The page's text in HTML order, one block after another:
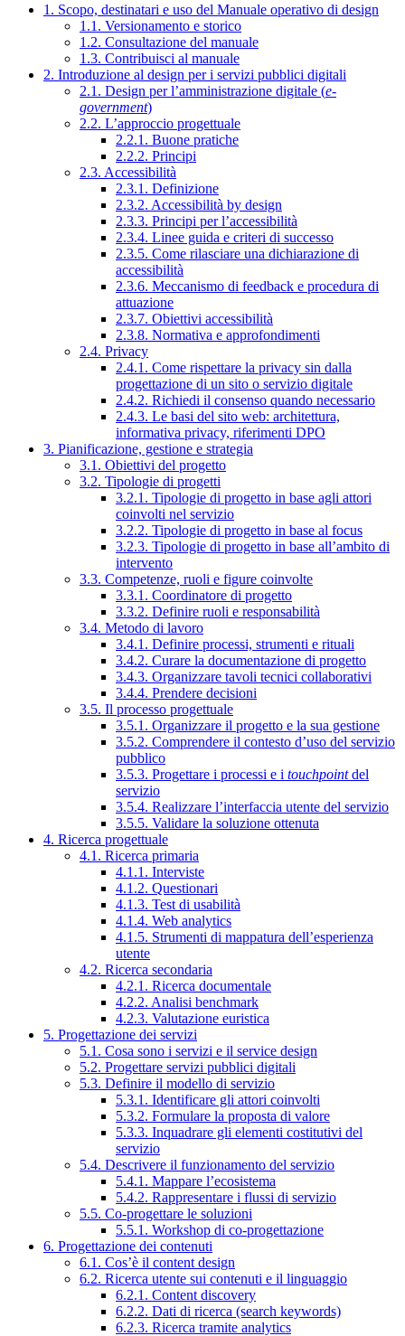
1. Scopo, destinatari e uso del Manuale operativo di design
1.1. Versionamento e storico
1.2. Consultazione del manuale
1.3. Contribuisci al manuale
2. Introduzione al design per i servizi pubblici digitali
2.1. Design per l’amministrazione digitale (e-
government)
2.2. L’approccio progettuale
2.2.1. Buone pratiche
2.2.2. Principi
2.3. Accessibilità
2.3.1. Definizione
2.3.2. Accessibilità by design
2.3.3. Principi per l’accessibilità
2.3.4. Linee guida e criteri di successo
2.3.5. Come rilasciare una dichiarazione di
accessibilità
2.3.6. Meccanismo di feedback e procedura di
attuazione
2.3.7. Obiettivi accessibilità
2.3.8. Normativa e approfondimenti
2.4. Privacy
2.4.1. Come rispettare la privacy sin dalla
progettazione di un sito o servizio digitale
2.4.2. Richiedi il consenso quando necessario
2.4.3. Le basi del sito web: architettura,
informativa privacy, riferimenti DPO
3. Pianificazione, gestione e strategia
3.1. Obiettivi del progetto
3.2. Tipologie di progetti
3.2.1. Tipologie di progetto in base agli attori
coinvolti nel servizio
3.2.2. Tipologie di progetto in base al focus
3.2.3. Tipologie di progetto in base all’ambito di
intervento
3.3. Competenze, ruoli e figure coinvolte
3.3.1. Coordinatore di progetto
3.3.2. Definire ruoli e responsabilità
3.4. Metodo di lavoro
3.4.1. Definire processi, strumenti e rituali
3.4.2. Curare la documentazione di progetto
3.4.3. Organizzare tavoli tecnici collaborativi
3.4.4. Prendere decisioni
3.5. Il processo progettuale
3.5.1. Organizzare il progetto e la sua gestione
3.5.2. Comprendere il contesto d’uso del servizio
pubblico
3.5.3. Progettare i processi e i touchpointdel
servizio
3.5.4. Realizzare l’interfaccia utente del servizio
3.5.5. Validare la soluzione ottenuta
4. Ricerca progettuale
4.1. Ricerca primaria
4.1.1. Interviste
4.1.2. Questionari
4.1.3. Test di usabilità
4.1.4. Web analytics
4.1.5. Strumenti di mappatura dell’esperienza
utente
4.2. Ricerca secondaria
4.2.1. Ricerca documentale
4.2.2. Analisi benchmark
4.2.3. Valutazione euristica
5. Progettazione dei servizi
5.1. Cosa sono i servizi e il service design
5.2. Progettare servizi pubblici digitali
5.3. Definire il modello di servizio
5.3.1. Identificare gli attori coinvolti
5.3.2. Formulare la proposta di valore
5.3.3. Inquadrare gli elementi costitutivi del
servizio
5.4. Descrivere il funzionamento del servizio
5.4.1. Mappare l’ecosistema
5.4.2. Rappresentare i flussi di servizio
5.5. Co-progettare le soluzioni
5.5.1. Workshop di co-progettazione
6. Progettazione dei contenuti
6.1. Cos’è il content design
6.2. Ricerca utente sui contenuti e il linguaggio
6.2.1. Content discovery
6.2.2. Dati di ricerca (search keywords)
6.2.3. Ricerca tramite analytics